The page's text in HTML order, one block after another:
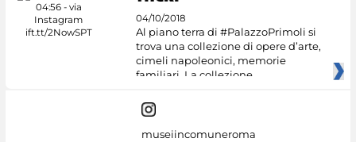
04/10/2018
Al piano terra di #PalazzoPrimoli si
trova una collezione di opere d’arte,
cimeli napoleonici, memorie
familiari. La collezione
museiincomuneroma